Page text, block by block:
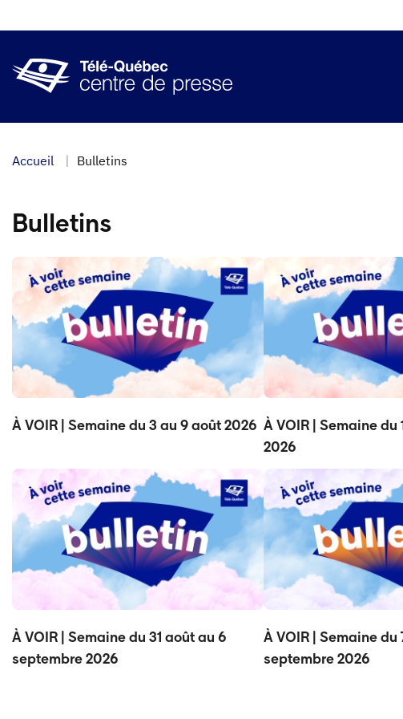
au
principal
Accueil Bulletins
Bulletins
À VOIR | Semaine du 3 au 9 août 2026 À VOIR | Semaine du
2026
À VOIR | Semaine du 31 août au 6
septembre 2026
À VOIR | Semaine du
septembre 2026